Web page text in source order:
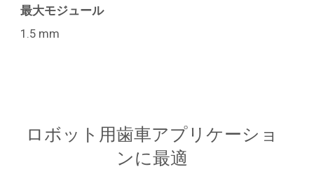
最大モジュール
1.5 mm
ロボット用歯車アプリケーショ
ンに最適